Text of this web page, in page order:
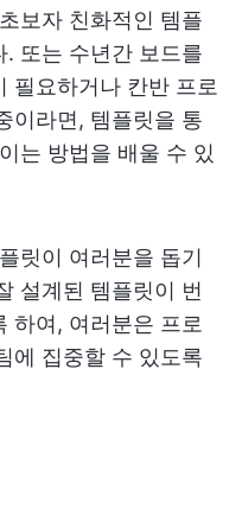
보자 친화적인 템플
또는 수년간 보드를
필요하거나 칸반 프로
이라면, 템플릿을 통
는 방법을 배울 수 있
릿이 여러분을 돕기
설계된 템플릿이 번
하여, 여러분은 프로
에 집중할 수 있도록